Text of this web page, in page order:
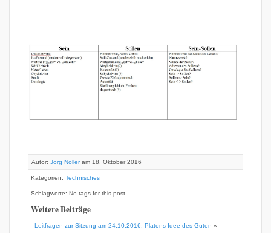
Autor: Jörg Nolleram 18. Oktober 2016
Kategorien: Technisches
Schlagworte: No tags for this post
Weitere Beiträge
Leitfragen zur Sitzung am 24.10.2016: Platons Idee des Guten «